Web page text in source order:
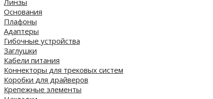
Линзы
Основания
Плафоны
Адаптеры
Гибочные устройства
Заглушки
Кабели питания
Коннекторы для трековых систем
Коробки для драйверов
Крепежные элементы